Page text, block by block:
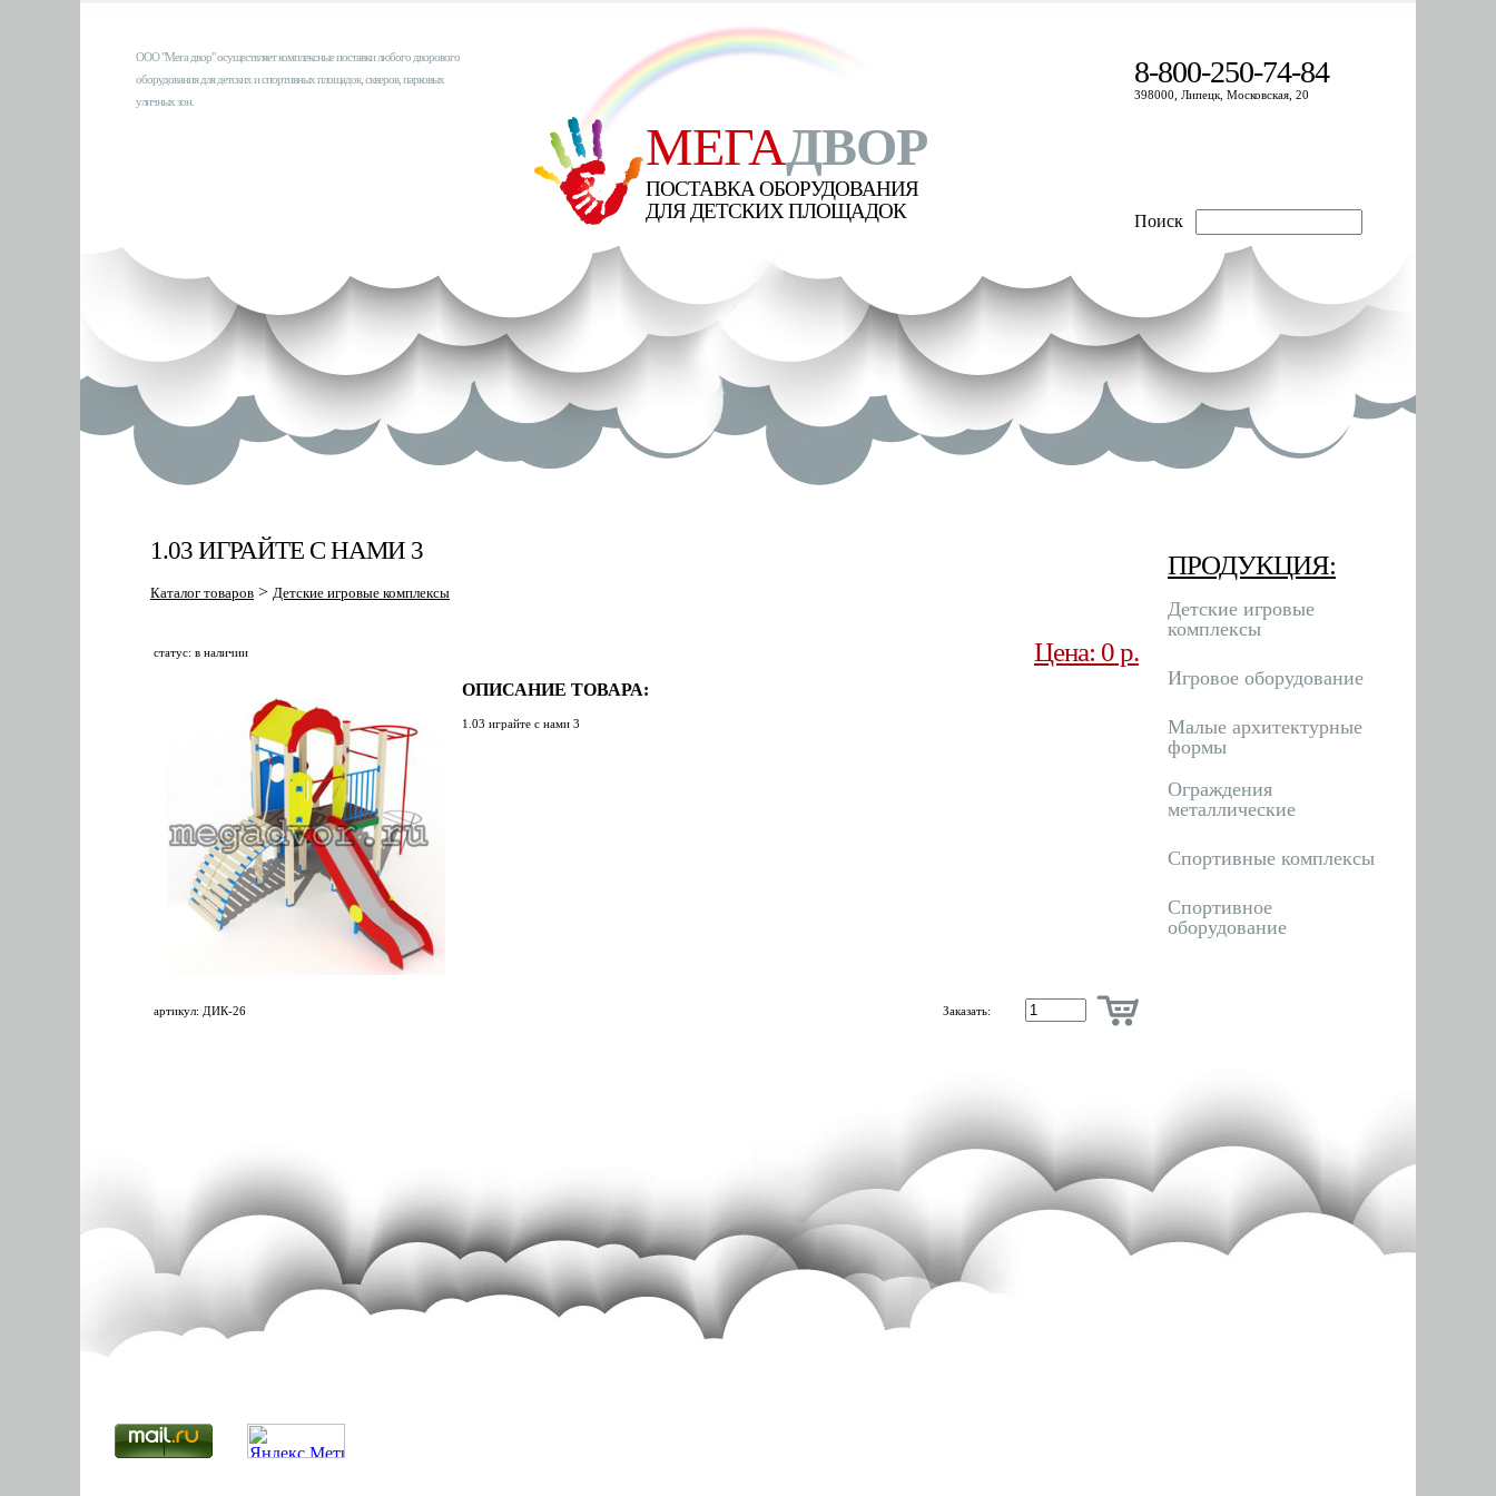
ООО "Мега двор" осуществляет комплексные поставки любого дворового
оборудования для детских и спортивных площадок, скверов, парковых
уличных зон.
МЕГАДВОР
ПОСТАВКА ОБОРУДОВАНИЯ
ДЛЯ ДЕТСКИХ ПЛОЩАДОК
8-800-250-74-84
398000, Липецк, Московская, 20
Поиск
1.03 ИГРАЙТЕ С НАМИ 3
Каталог товаров > Детские игровые комплексы
статус: в наличии Цена: 0 р.
ОПИСАНИЕ ТОВАРА:
1.03 играйте с нами 3
артикул: ДИК-26 Заказать:
ПРОДУКЦИЯ:
Детские игровые
комплексы
Игровое оборудование
Малые архитектурные
формы
Ограждения
металлические
Спортивные комплексы
Спортивное
оборудование